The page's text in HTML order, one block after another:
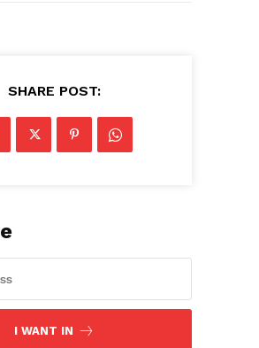
SHARE POST:
I WANT IN